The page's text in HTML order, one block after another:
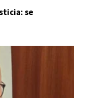
se